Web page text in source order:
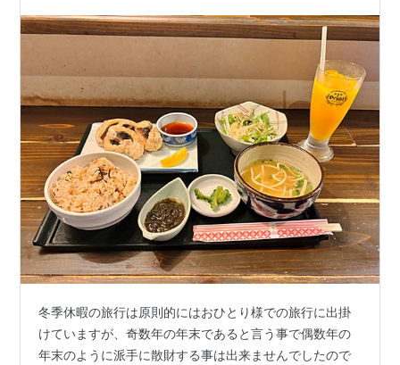
冬季休暇の旅行は原則的にはおひとり様での旅行に出掛
けていますが、奇数年の年末であると言う事で偶数年の
年末のように派手に散財する事は出来ませんでしたので